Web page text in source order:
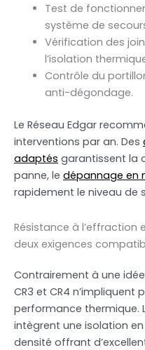
Test de
système de
Vérification des
l’isolation
Contrôle du
anti-dégondage.
Le Réseau Edgar
interventions par an. Des
adaptés garantissent la
panne, le dépannage en
rapidement le niveau de
Résistance à l’effraction
deux exigences
Contrairement à une
CR3 et CR4 n’impliquent
performance thermique.
intègrent une isolation
densité offrant